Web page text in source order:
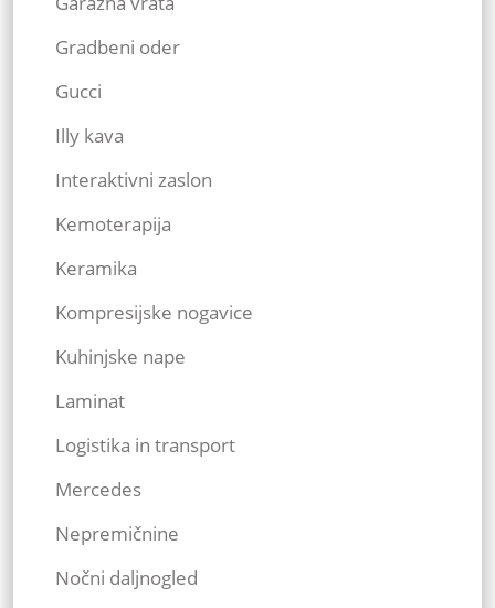
Gradbeni oder
Gucci
Illy kava
Interaktivni zaslon
Kemoterapija
Keramika
Kompresijske nogavice
Kuhinjske nape
Laminat
Logistika in transport
Mercedes
Nepremičnine
Nočni daljnogled